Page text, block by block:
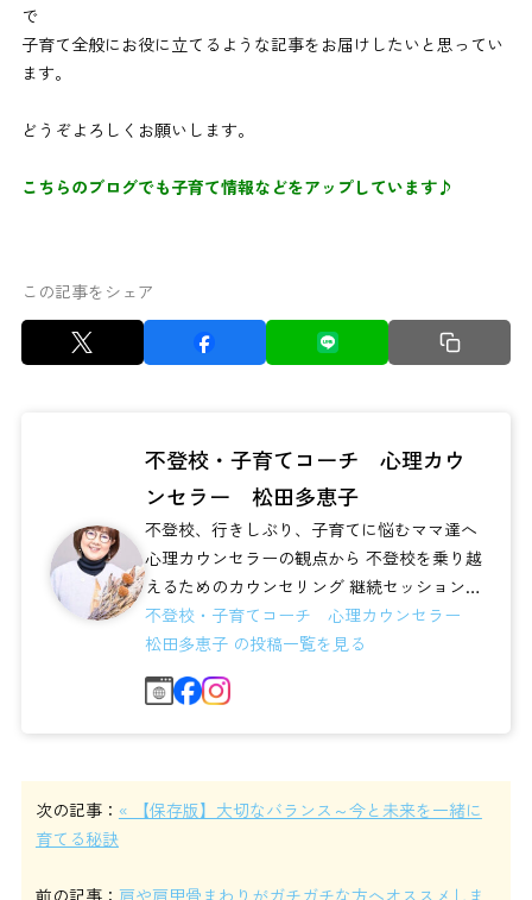
で
子育て全般にお役に立てるような記事をお届けしたいと思ってい
ます。
どうぞよろしくお願いします。
こちらのブログでも子育て情報などをアップしています♪
この記事をシェア
不登校・子育てコーチ 心理カウ
ンセラー 松田多恵子
不登校、行きしぶり、子育てに悩むママ達へ
心理カウンセラーの観点から 不登校を乗り越
えるためのカウンセリング 継続セッション、
お話会などを通してサポートし...
不登校・子育てコーチ 心理カウンセラー
松田多恵子 の投稿一覧を見る
次の記事： « 【保存版】大切なバランス～今と未来を一緒に
育てる秘訣
前の記事： 肩や肩甲骨まわりがガチガチな方へオススメしま